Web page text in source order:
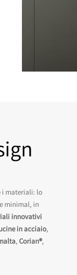
i materiali: lo
minimal, in
innovativi
in acciaio,
,Corian®,